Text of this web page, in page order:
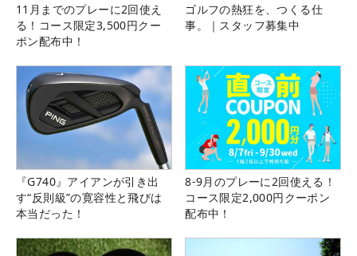
11月までのプレーに2回使え
る！コース限定3,500円クー
ポン配布中！
ゴルフの熱狂を、つくる仕
事。｜スタッフ募集中
『G740』アイアンが引き出
す“反則級”の寛容性と飛びは
本当だった！
8-9月のプレーに2回使える！
コース限定2,000円クーポン
配布中！